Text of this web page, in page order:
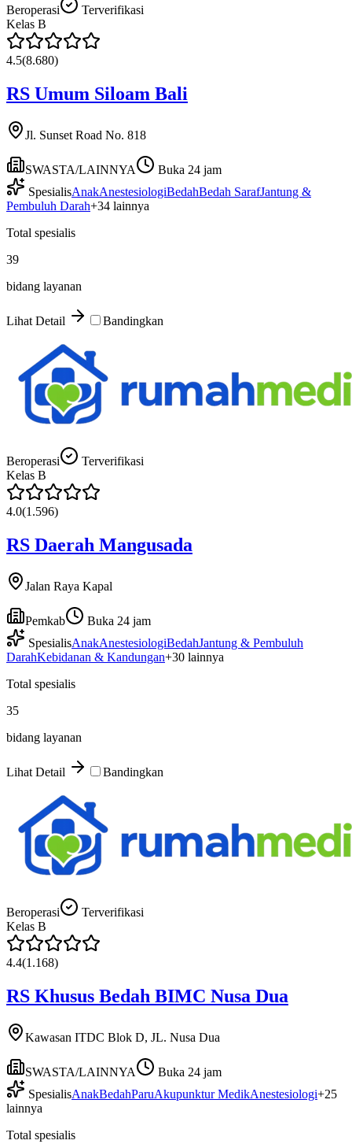
Beroperasi
Terverifikasi
Kelas B
4.5(8.680)
RS Umum Siloam Bali
Jl. Sunset Road No. 818
SWASTA/LAINNYA
Buka 24 jam
SpesialisAnakAnestesiologiBedahBedah SarafJantung &
Pembuluh Darah+34 lainnya
Total spesialis
39
bidang layanan
Lihat Detail Bandingkan
Beroperasi
Terverifikasi
Kelas B
4.0(1.596)
RS Daerah Mangusada
Jalan Raya Kapal
Pemkab
Buka 24 jam
SpesialisAnakAnestesiologiBedahJantung & Pembuluh
DarahKebidanan & Kandungan+30 lainnya
Total spesialis
35
bidang layanan
Lihat Detail Bandingkan
Beroperasi
Terverifikasi
Kelas B
4.4(1.168)
RS Khusus Bedah BIMC Nusa Dua
Kawasan ITDC Blok D, JL. Nusa Dua
SWASTA/LAINNYA
Buka 24 jam
SpesialisAnakBedahParuAkupunktur MedikAnestesiologi+25
lainnya
Total spesialis